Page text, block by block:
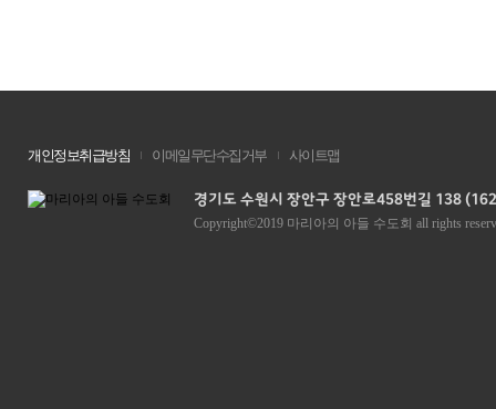
개인정보취급방침 이메일무단수집거부 사이트맵
경기도 수원시 장안구 장안로458번길 138
Copyright©2019 마리아의 아들 수도회 all rights